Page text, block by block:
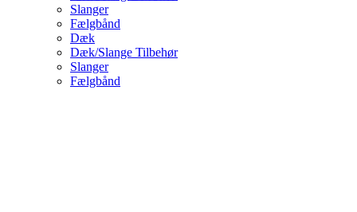
Slanger
Fælgbånd
Dæk
Dæk/Slange Tilbehør
Slanger
Fælgbånd